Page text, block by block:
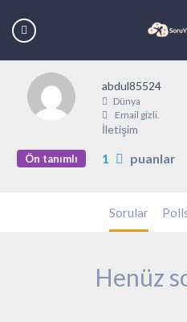
abdul85524
Dünya
Email gizli.
İletişim
Ön tanımlı 1 puanlar
Sorular
Henüz